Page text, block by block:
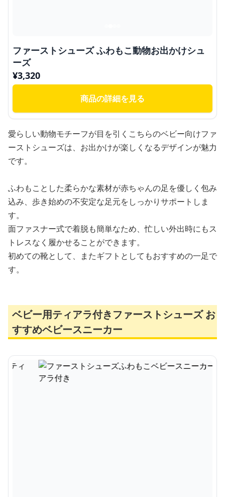
ファーストシューズ ふわもこ動物お出かけシュ
ーズ
¥3,320
商品の詳細を見る
愛らしい動物モチーフが目を引くこちらのベビー向けファ
ーストシューズは、お出かけが楽しくなるデザインが魅力
です。
ふわもことした柔らかな素材が赤ちゃんの足を優しく包み
込み、歩き始めの不安定な足元をしっかりサポートしま
す。
面ファスナー式で着脱も簡単なため、忙しい外出時にもス
トレスなく履かせることができます。
初めての靴として、またギフトとしてもおすすめの一足で
す。
ベビー用ティアラ付きファーストシューズ お
すすめベビースニーカー